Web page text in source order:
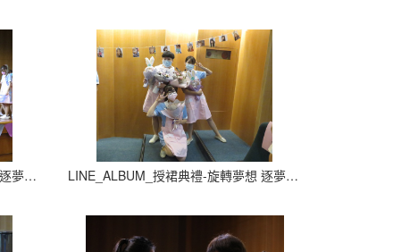
LINE_ALBUM_授裙典禮-旋轉夢想 逐夢飛翔_210927_18 LINE_ALBUM_授裙典禮-旋轉夢想 逐夢飛翔_210927_19